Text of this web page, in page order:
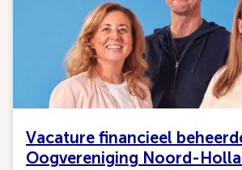
Vacature financieel
Oogvereniging Noord-